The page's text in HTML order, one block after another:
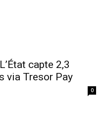
capte 2,3
via Tresor Pay
0